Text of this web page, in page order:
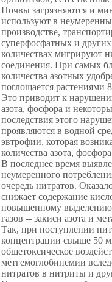
Почвы загрязняются и
используют в
производстве,
суперфосфатных и
количествах мигрируют
соединения. При самых
количества азотных
поглощается растениями
Это приводит к
азота, фосфора и
последствия этого
проявляются в водной
эвтрофии, которая
количества азота,
В последнее время
неумеренного
очередь нитратов.
снижает содержание
повышенному выделению
газов -- закиси азота и
Так, при поступлении
концентрации свыше 50
общетоксическое
метгемоглобинемии
нитратов в нитриты и